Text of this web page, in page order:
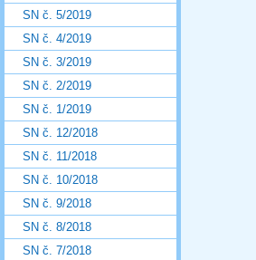
SN č. 5/2019
SN č. 4/2019
SN č. 3/2019
SN č. 2/2019
SN č. 1/2019
SN č. 12/2018
SN č. 11/2018
SN č. 10/2018
SN č. 9/2018
SN č. 8/2018
SN č. 7/2018